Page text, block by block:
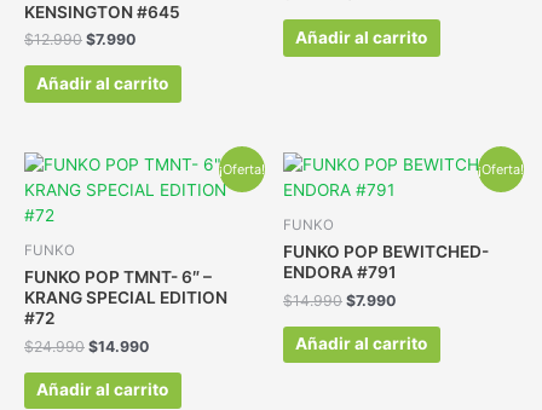
KENSINGTON #645
$12.990 $7.990
Añadir al carrito
Añadir al carrito
¡Oferta!
FUNKO
FUNKO POP TMNT- 6″ –
KRANG SPECIAL EDITION
#72
$24.990 $14.990
Añadir al carrito
¡Oferta!
FUNKO
FUNKO POP BEWITCHED-
ENDORA #791
$14.990 $7.990
Añadir al carrito